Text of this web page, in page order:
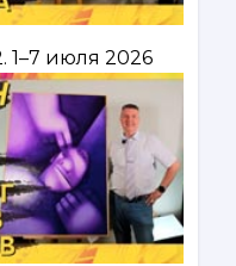
июля 2026